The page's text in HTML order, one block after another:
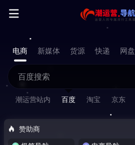
电商 新媒体 货源 快递 网盘
潮运营站内 百度 淘宝 京东
赞助商